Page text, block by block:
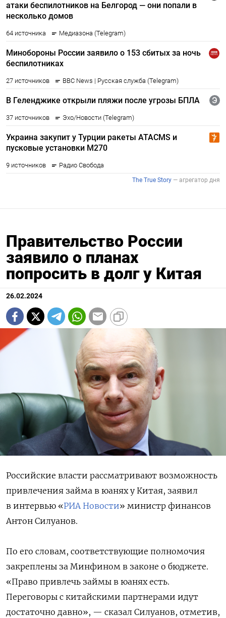
Правительство России
заявило о планах
попросить в долг у Китая
26.02.2024
Российские власти рассматривают возможность
привлечения займа в юанях у Китая, заявил
в интервью «РИА Новости» министр финансов
Антон Силуанов.
По его словам, соответствующие полномочия
закреплены за Минфином в законе о бюджете.
«Право привлечь займы в юанях есть.
Переговоры с китайскими партнерами идут
достаточно давно», — сказал Силуанов, отметив,